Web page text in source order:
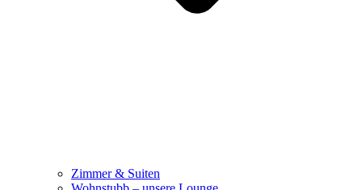
Zimmer & Suiten